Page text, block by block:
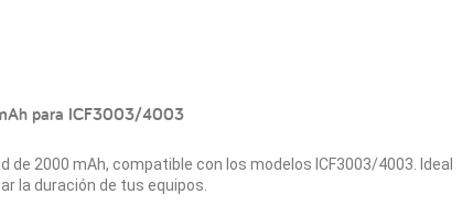
para ICF3003/4003
de 2000 mAh, compatible con los modelos ICF3003/4003. Ideal
la duración de tus equipos.